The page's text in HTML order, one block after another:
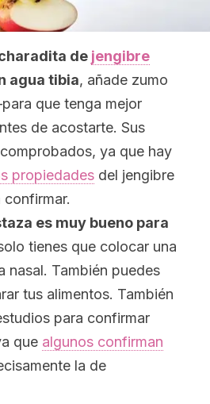
de jengibre
agua tibia, añade zumo
que tenga mejor
de acostarte. Sus
ya que hay
propiedades del jengibre
es muy bueno para
tienes que colocar una
nasal. También puedes
tus alimentos. También
para confirmar
que algunos confirman
la de